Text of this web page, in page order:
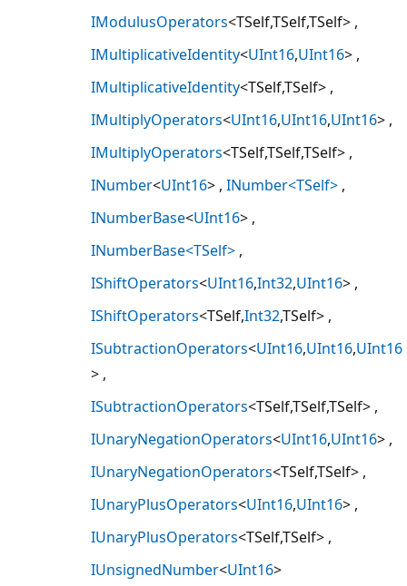
IModulusOperators<TSelf,TSelf,TSelf>
IMultiplicativeIdentity<UInt16,UInt16>
IMultiplicativeIdentity<TSelf,TSelf>
IMultiplyOperators<UInt16,UInt16,UInt16>
IMultiplyOperators<TSelf,TSelf,TSelf>
INumber<UInt16> INumber<TSelf>
INumberBase<UInt16>
INumberBase<TSelf>
IShiftOperators<UInt16,Int32,UInt16>
IShiftOperators<TSelf,Int32,TSelf>
ISubtractionOperators<UInt16,UInt16,UInt16
>
ISubtractionOperators<TSelf,TSelf,TSelf>
IUnaryNegationOperators<UInt16,UInt16>
IUnaryNegationOperators<TSelf,TSelf>
IUnaryPlusOperators<UInt16,UInt16>
IUnaryPlusOperators<TSelf,TSelf>
IUnsignedNumber<UInt16>